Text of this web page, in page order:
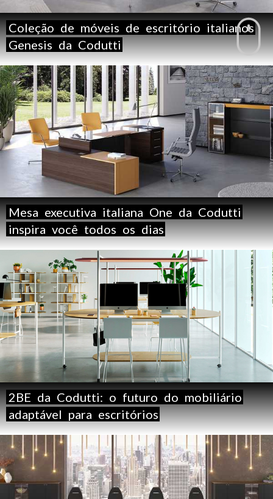
Coleção de móveis de escritório italianos
Genesis da Codutti
Mesa executiva italiana One da Codutti
inspira você todos os dias
2BE da Codutti: o futuro do mobiliário
adaptável para escritórios